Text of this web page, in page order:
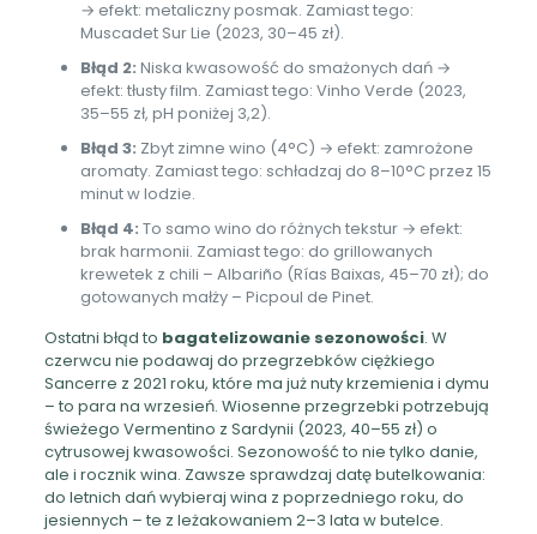
→ efekt: metaliczny posmak. Zamiast tego:
Muscadet Sur Lie (2023, 30–45 zł).
Błąd 2: Niska kwasowość do smażonych dań →
efekt: tłusty film. Zamiast tego: Vinho Verde (2023,
35–55 zł, pH poniżej 3,2).
Błąd 3: Zbyt zimne wino (4°C) → efekt: zamrożone
aromaty. Zamiast tego: schładzaj do 8–10°C przez 15
minut w lodzie.
Błąd 4: To samo wino do różnych tekstur → efekt:
brak harmonii. Zamiast tego: do grillowanych
krewetek z chili – Albariño (Rías Baixas, 45–70 zł); do
gotowanych małży – Picpoul de Pinet.
Ostatni błąd to bagatelizowanie sezonowości. W
czerwcu nie podawaj do przegrzebków ciężkiego
Sancerre z 2021 roku, które ma już nuty krzemienia i dymu
– to para na wrzesień. Wiosenne przegrzebki potrzebują
świeżego Vermentino z Sardynii (2023, 40–55 zł) o
cytrusowej kwasowości. Sezonowość to nie tylko danie,
ale i rocznik wina. Zawsze sprawdzaj datę butelkowania:
do letnich dań wybieraj wina z poprzedniego roku, do
jesiennych – te z leżakowaniem 2–3 lata w butelce.